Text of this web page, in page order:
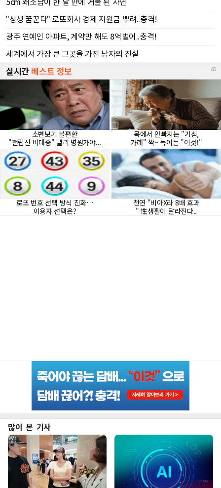
많이 본 기사